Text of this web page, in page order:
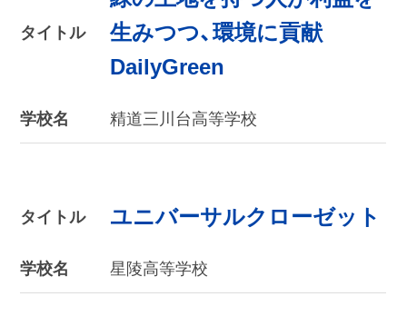
タイトル
生みつつ、環境に貢献
DailyGreen
学校名 精道三川台高等学校
タイトル ユニバーサルクローゼット
学校名 星陵高等学校